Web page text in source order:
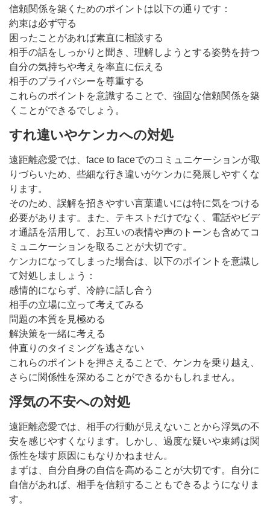
信頼関係を築くためのポイントは以下の通りです：
約束は必ず守る
困ったことがあれば素直に相談する
相手の話をしっかりと聞き、理解しようとする姿勢を持つ
自分の気持ちや考えを率直に伝える
相手のプライバシーを尊重する
これらのポイントを意識することで、強固な信頼関係を築
くことができるでしょう。
すれ違いやケンカへの対処
遠距離恋愛では、face to faceでのコミュニケーションが取
りづらいため、些細な行き違いがケンカに発展しやすくな
ります。
そのため、誤解を招きやすい言葉遣いには特に気をつける
必要があります。また、テキストだけでなく、電話やビデ
オ通話を活用して、お互いの表情や声のトーンも含めてコ
ミュニケーションを取ることが大切です。
ケンカになってしまった場合は、以下のポイントを意識し
て対処しましょう：
感情的にならず、冷静に話し合う
相手の立場に立って考えてみる
問題の本質を見極める
解決策を一緒に考える
仲直りのタイミングを逃さない
これらのポイントを押さえることで、ケンカを乗り越え、
さらに関係性を深めることができるかもしれません。
浮気の不安への対処
遠距離恋愛では、相手の行動が見えないことから浮気の不
安を感じやすくなります。しかし、過度な疑いや束縛は関
係性を壊す原因にもなりかねません。
まずは、自分自身の自信を高めることが大切です。自分に
自信があれば、相手を信頼することもできるようになりま
す。